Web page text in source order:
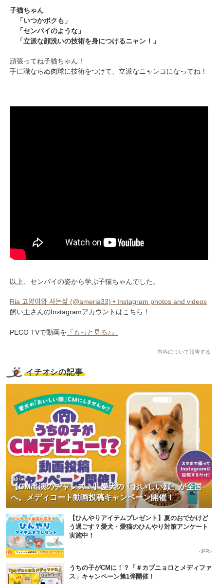
子猫ちゃん
「いつかボクも」
「センパイのような」
「立派な顔洗いの技術を身につけるニャン！」
頑張ってね子猫ちゃん！
手に職ならぬ肉球に技術をつけて、立派なニャンコになってね！
以上、センパイの姿から学ぶ子猫ちゃんでした。
Ria 고양이와 사는삶 (@ameria33) • Instagram photos and videos
飼い主さんのInstagramアカウントはこちら！
PECO TVで動画を 『もっと見る♪』
内容について報告する
イチオシの記事
【CM出演のチャンス！】愛犬の「おいしい顔」が全国
へ。メディコート動画投稿キャンペーン開催！
<PR>
【ひんやりアイテムプレゼント】夏のおでかけど
う過ごす？愛犬・愛猫のひんやり対策アンケート
実施中！
<PR>
うちの子がCMに！？「＃カブニョロとメディファ
ス」キャンペーン第1弾開催！
PECOアプリをダウンロード済みの方